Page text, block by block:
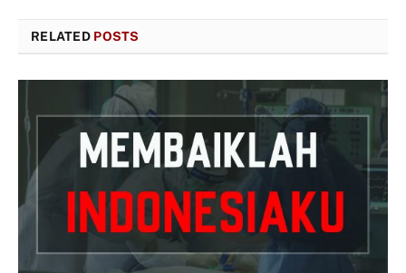
RELATED POSTS